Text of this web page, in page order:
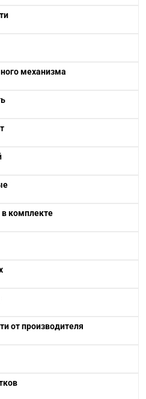
механизма
комплекте
от производителя